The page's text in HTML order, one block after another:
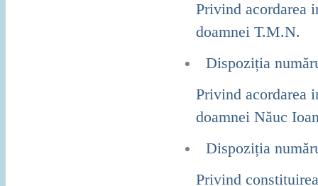
Privind acordarea
doamnei T.M.N.
Dispoziția
Privind acordarea
doamnei Năuc
Dispoziția
Privind